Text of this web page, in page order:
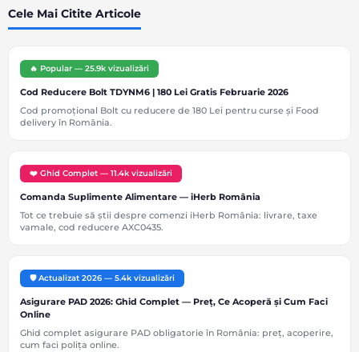
Cele Mai Citite Articole
🔥 Popular — 25.9k vizualizări
Cod Reducere Bolt TDYNM6 | 180 Lei Gratis Februarie 2026
Cod promoțional Bolt cu reducere de 180 Lei pentru curse și Food
delivery în România.
❤️ Ghid Complet — 11.4k vizualizări
Comanda Suplimente Alimentare — iHerb România
Tot ce trebuie să știi despre comenzi iHerb România: livrare, taxe
vamale, cod reducere AXC0435.
🛡️ Actualizat 2026 — 5.4k vizualizări
Asigurare PAD 2026: Ghid Complet — Preț, Ce Acoperă și Cum Faci
Online
Ghid complet asigurare PAD obligatorie în România: preț, acoperire,
cum faci polița online.